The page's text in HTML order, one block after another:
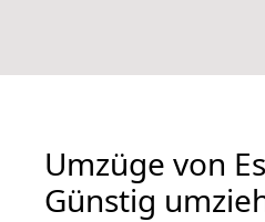
Umzüge von
Günstig